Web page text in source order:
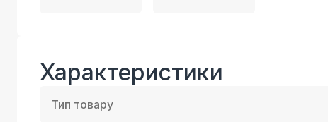
Характеристики
Тип товару